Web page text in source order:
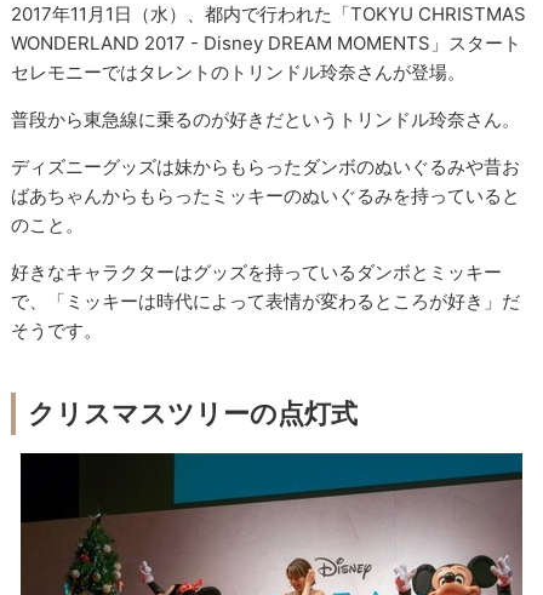
2017年11月1日（水）、都内で行われた「TOKYU CHRISTMAS
WONDERLAND 2017 - Disney DREAM MOMENTS」スタート
セレモニーではタレントのトリンドル玲奈さんが登場。
普段から東急線に乗るのが好きだというトリンドル玲奈さん。
ディズニーグッズは妹からもらったダンボのぬいぐるみや昔お
ばあちゃんからもらったミッキーのぬいぐるみを持っていると
のこと。
好きなキャラクターはグッズを持っているダンボとミッキー
で、「ミッキーは時代によって表情が変わるところが好き」だ
そうです。
クリスマスツリーの点灯式